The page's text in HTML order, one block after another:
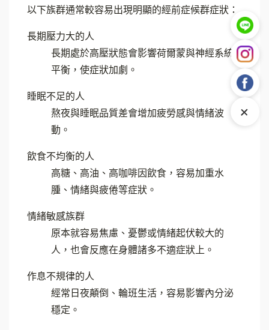
以下族群通常較容易出現明顯的經前症候群症狀：
長期壓力大的人
長期處於高壓狀態會影響荷爾蒙與神經系統
平衡，使症狀加劇。
睡眠不足的人
熬夜與睡眠品質差會增加疲勞感與情緒波
動。
飲食不均衡的人
高糖、高油、高咖啡因飲食，容易加重水
腫、情緒與疲倦等症狀。
情緒敏感族群
原本就容易焦慮、憂鬱或情緒起伏較大的
人，也會反應在身體諸多不適症狀上。
作息不規律的人
經常日夜顛倒、輪班生活，容易影響內分泌
穩定。
+